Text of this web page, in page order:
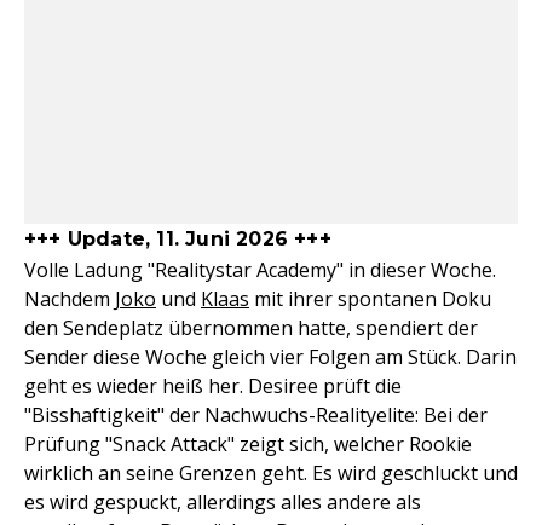
+++ Update, 11. Juni 2026 +++
Volle Ladung "Realitystar Academy" in dieser Woche.
Nachdem Joko und Klaas mit ihrer spontanen Doku
den Sendeplatz übernommen hatte, spendiert der
Sender diese Woche gleich vier Folgen am Stück. Darin
geht es wieder heiß her. Desiree prüft die
"Bisshaftigkeit" der Nachwuchs-Realityelite: Bei der
Prüfung "Snack Attack" zeigt sich, welcher Rookie
wirklich an seine Grenzen geht. Es wird geschluckt und
es wird gespuckt, allerdings alles andere als